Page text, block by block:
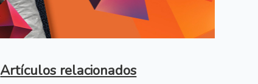
Artículos relacionados